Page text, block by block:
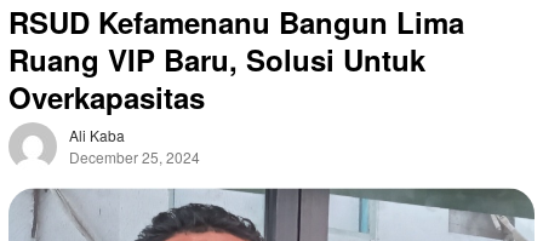
RSUD Kefamenanu Bangun Lima
Ruang VIP Baru, Solusi Untuk
Overkapasitas
Ali Kaba
December 25, 2024